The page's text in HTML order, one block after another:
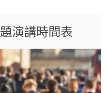
演講時間表